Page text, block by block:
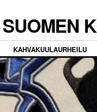
SUOMEN
KAHVAKUULAURHEILU